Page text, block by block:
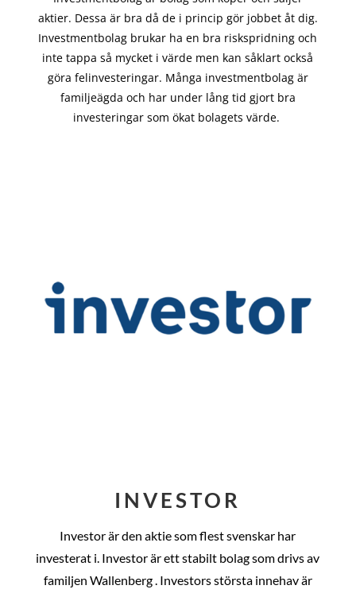
aktier. Dessa är bra då de i princip görjobbet åt dig.
Investmentbolag brukar ha en bra riskspridning och
inte tappa så mycket i värde men kan såklart också
göra felinvesteringar. Många investmentbolag är
familjeägda och har under lång tid gjort bra
investeringar som ökat bolagets värde.
INVESTOR
Investor är den aktie som flest svenskar har
investerat i. Investor är ett stabilt bolag som drivs av
familjen Wallenberg . Investors största innehav är